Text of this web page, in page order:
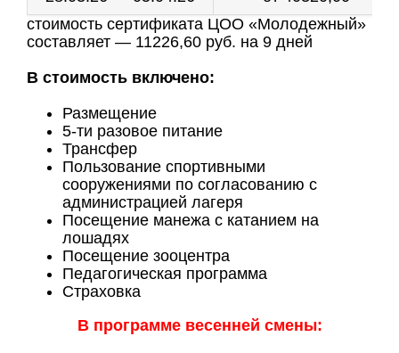
стоимость сертификата ЦОО «Молодежный»
составляет — 11226,60 руб. на 9 дней
В стоимость включено:
Размещение
5-ти разовое питание
Трансфер
Пользование спортивными
сооружениями по согласованию с
администрацией лагеря
Посещение манежа с катанием на
лошадях
Посещение зооцентра
Педагогическая программа
Страховка
В программе весенней смены: